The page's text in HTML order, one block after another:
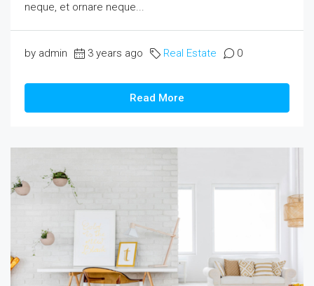
neque, et ornare neque...
by admin 3 years ago Real Estate 0
Read More